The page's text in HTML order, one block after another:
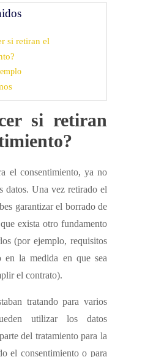
si retiran el
si retiran
el consentimiento, ya no
datos. Una vez retirado el
garantizar el borrado de
exista otro fundamento
(por ejemplo, requisitos
en la medida en que sea
el contrato).
tratando para varios
utilizar los datos
del tratamiento para la
el consentimiento o para